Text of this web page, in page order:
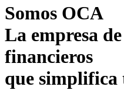
Somos OCA
La empresa
financieros
que simplifica